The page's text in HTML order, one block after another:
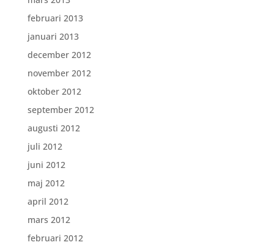
februari 2013
januari 2013
december 2012
november 2012
oktober 2012
september 2012
augusti 2012
juli 2012
juni 2012
maj 2012
april 2012
mars 2012
februari 2012